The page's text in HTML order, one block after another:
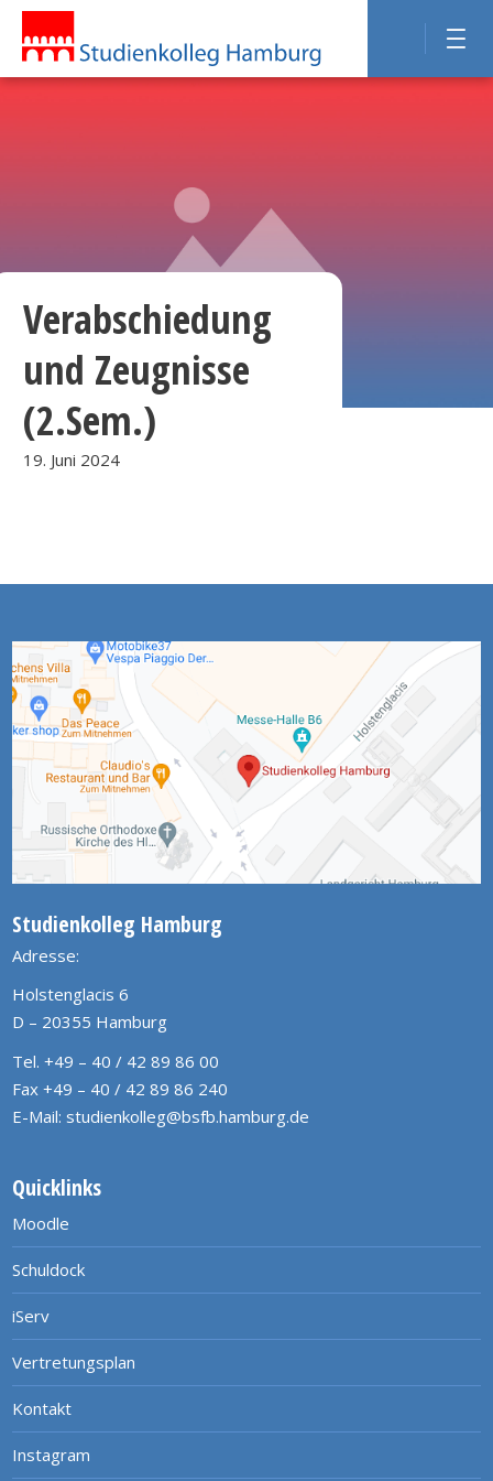
Verabschiedung
und Zeugnisse
(2.Sem.)
19. Juni 2024
Studienkolleg Hamburg
Adresse:
Holstenglacis 6
D – 20355 Hamburg
Tel. +49 – 40 / 42 89 86 00
Fax +49 – 40 / 42 89 86 240
E-Mail: studienkolleg@bsfb.hamburg.de
Quicklinks
Moodle
Schuldock
iServ
Vertretungsplan
Kontakt
Instagram